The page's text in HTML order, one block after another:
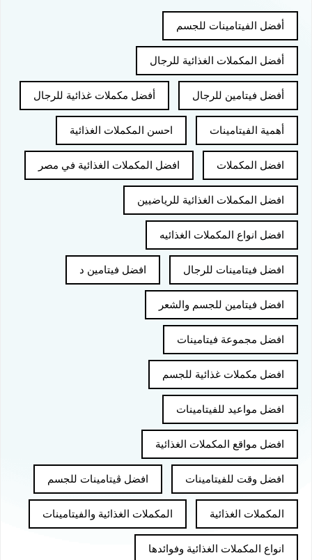
أفضل الفيتامينات للجسم
أفضل المكملات الغذائية للرجال
أفضل فيتامين للرجال أفضل مكملات غذائية للرجال
أهمية الفيتامينات احسن المكملات الغذائية
افضل المكملات افضل المكملات الغذائية في مصر
افضل المكملات الغذائية للرياضيين
افضل انواع المكملات الغذائيه
افضل فيتامينات للرجال افضل فيتامين د
افضل فيتامين للجسم والشعر
افضل مجموعة فيتامينات
افضل مكملات غذائية للجسم
افضل مواعيد للفيتامينات
افضل مواقع المكملات الغذائية
افضل وقت للفيتامينات افضل ڤيتامينات للجسم
المكملات الغذائية المكملات الغذائية والفيتامينات
انواع المكملات الغذائية وفوائدها